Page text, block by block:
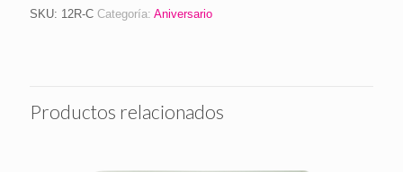
SKU: 12R-C Categoría: Aniversario
Productos relacionados